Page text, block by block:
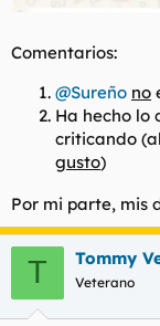
Comentarios:
@Sureño no
Ha hecho lo
criticando
gusto)
Por mi parte, mis
T Tommy
Veterano